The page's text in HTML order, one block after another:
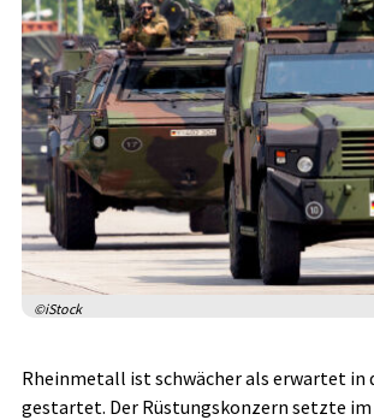
©iStock
Rheinmetall ist schwächer als erwartet in
gestartet. Der Rüstungskonzern setzte